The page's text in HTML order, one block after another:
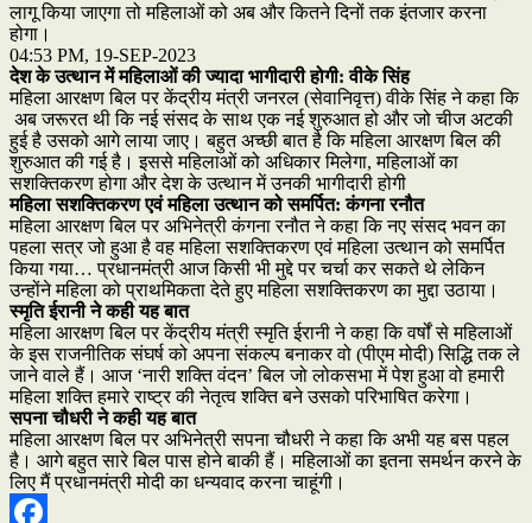
लागू किया जाएगा तो महिलाओं को अब और कितने दिनों तक इंतजार करना
होगा।
04:53 PM, 19-SEP-2023
देश के उत्थान में महिलाओं की ज्यादा भागीदारी होगी: वीके सिंह
महिला आरक्षण बिल पर केंद्रीय मंत्री जनरल (सेवानिवृत्त) वीके सिंह ने कहा कि
अब जरूरत थी कि नई संसद के साथ एक नई शुरुआत हो और जो चीज अटकी
हुई है उसको आगे लाया जाए। बहुत अच्छी बात है कि महिला आरक्षण बिल की
शुरुआत की गई है। इससे महिलाओं को अधिकार मिलेगा, महिलाओं का
सशक्तिकरण होगा और देश के उत्थान में उनकी भागीदारी होगी
महिला सशक्तिकरण एवं महिला उत्थान को समर्पित: कंगना रनौत
महिला आरक्षण बिल पर अभिनेत्री कंगना रनौत ने कहा कि नए संसद भवन का
पहला सत्र जो हुआ है वह महिला सशक्तिकरण एवं महिला उत्थान को समर्पित
किया गया… प्रधानमंत्री आज किसी भी मुद्दे पर चर्चा कर सकते थे लेकिन
उन्होंने महिला को प्राथमिकता देते हुए महिला सशक्तिकरण का मुद्दा उठाया।
स्मृति ईरानी ने कही यह बात
महिला आरक्षण बिल पर केंद्रीय मंत्री स्मृति ईरानी ने कहा कि वर्षों से महिलाओं
के इस राजनीतिक संघर्ष को अपना संकल्प बनाकर वो (पीएम मोदी) सिद्धि तक ले
जाने वाले हैं। आज ‘नारी शक्ति वंदन’ बिल जो लोकसभा में पेश हुआ वो हमारी
महिला शक्ति हमारे राष्ट्र की नेतृत्व शक्ति बने उसको परिभाषित करेगा।
सपना चौधरी ने कही यह बात
महिला आरक्षण बिल पर अभिनेत्री सपना चौधरी ने कहा कि अभी यह बस पहल
है। आगे बहुत सारे बिल पास होने बाकी हैं। महिलाओं का इतना समर्थन करने के
लिए मैं प्रधानमंत्री मोदी का धन्यवाद करना चाहूंगी।